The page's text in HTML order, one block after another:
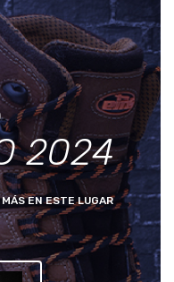
2024
EN ESTE LUGAR